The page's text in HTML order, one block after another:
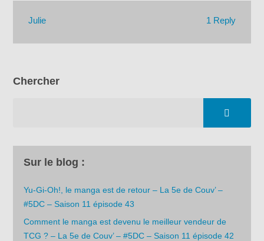
1 Reply
Julie
Chercher
Sur le blog :
Yu-Gi-Oh!, le manga est de retour – La 5e de Couv’ –
#5DC – Saison 11 épisode 43
Comment le manga est devenu le meilleur vendeur de
TCG ? – La 5e de Couv’ – #5DC – Saison 11 épisode 42